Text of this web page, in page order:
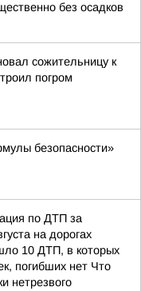
без осадков
сожительницу к
погром
безопасности»
по ДТП за
на дорогах
10 ДТП, в которых
погибших нет Что
нетрезвого